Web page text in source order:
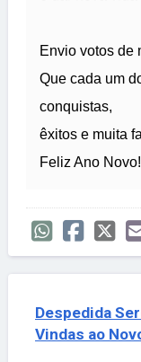
Envio votos de
Que cada um
conquistas,
êxitos e muita
Feliz Ano Novo!
Despedida
Vindas ao